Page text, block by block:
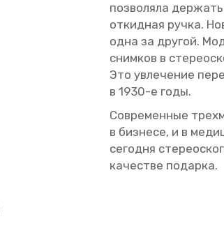
поз­во­ля­ла
от­кид­ная ручка.
одна за дру­гой.
сним­ков в
Это увле­че­ние
в 1930-е годы.
Со­вре­мен­ные
в биз­не­се, и в
се­год­ня
ка­че­стве по­дар­ка.